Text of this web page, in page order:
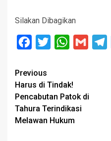
Silakan Dibagikan
Facebook
Twitter WhatsApp
Gmail
Post
navigation
Previous
Harus di Tindak!
Pencabutan Patok di
Tahura Terindikasi
Melawan Hukum